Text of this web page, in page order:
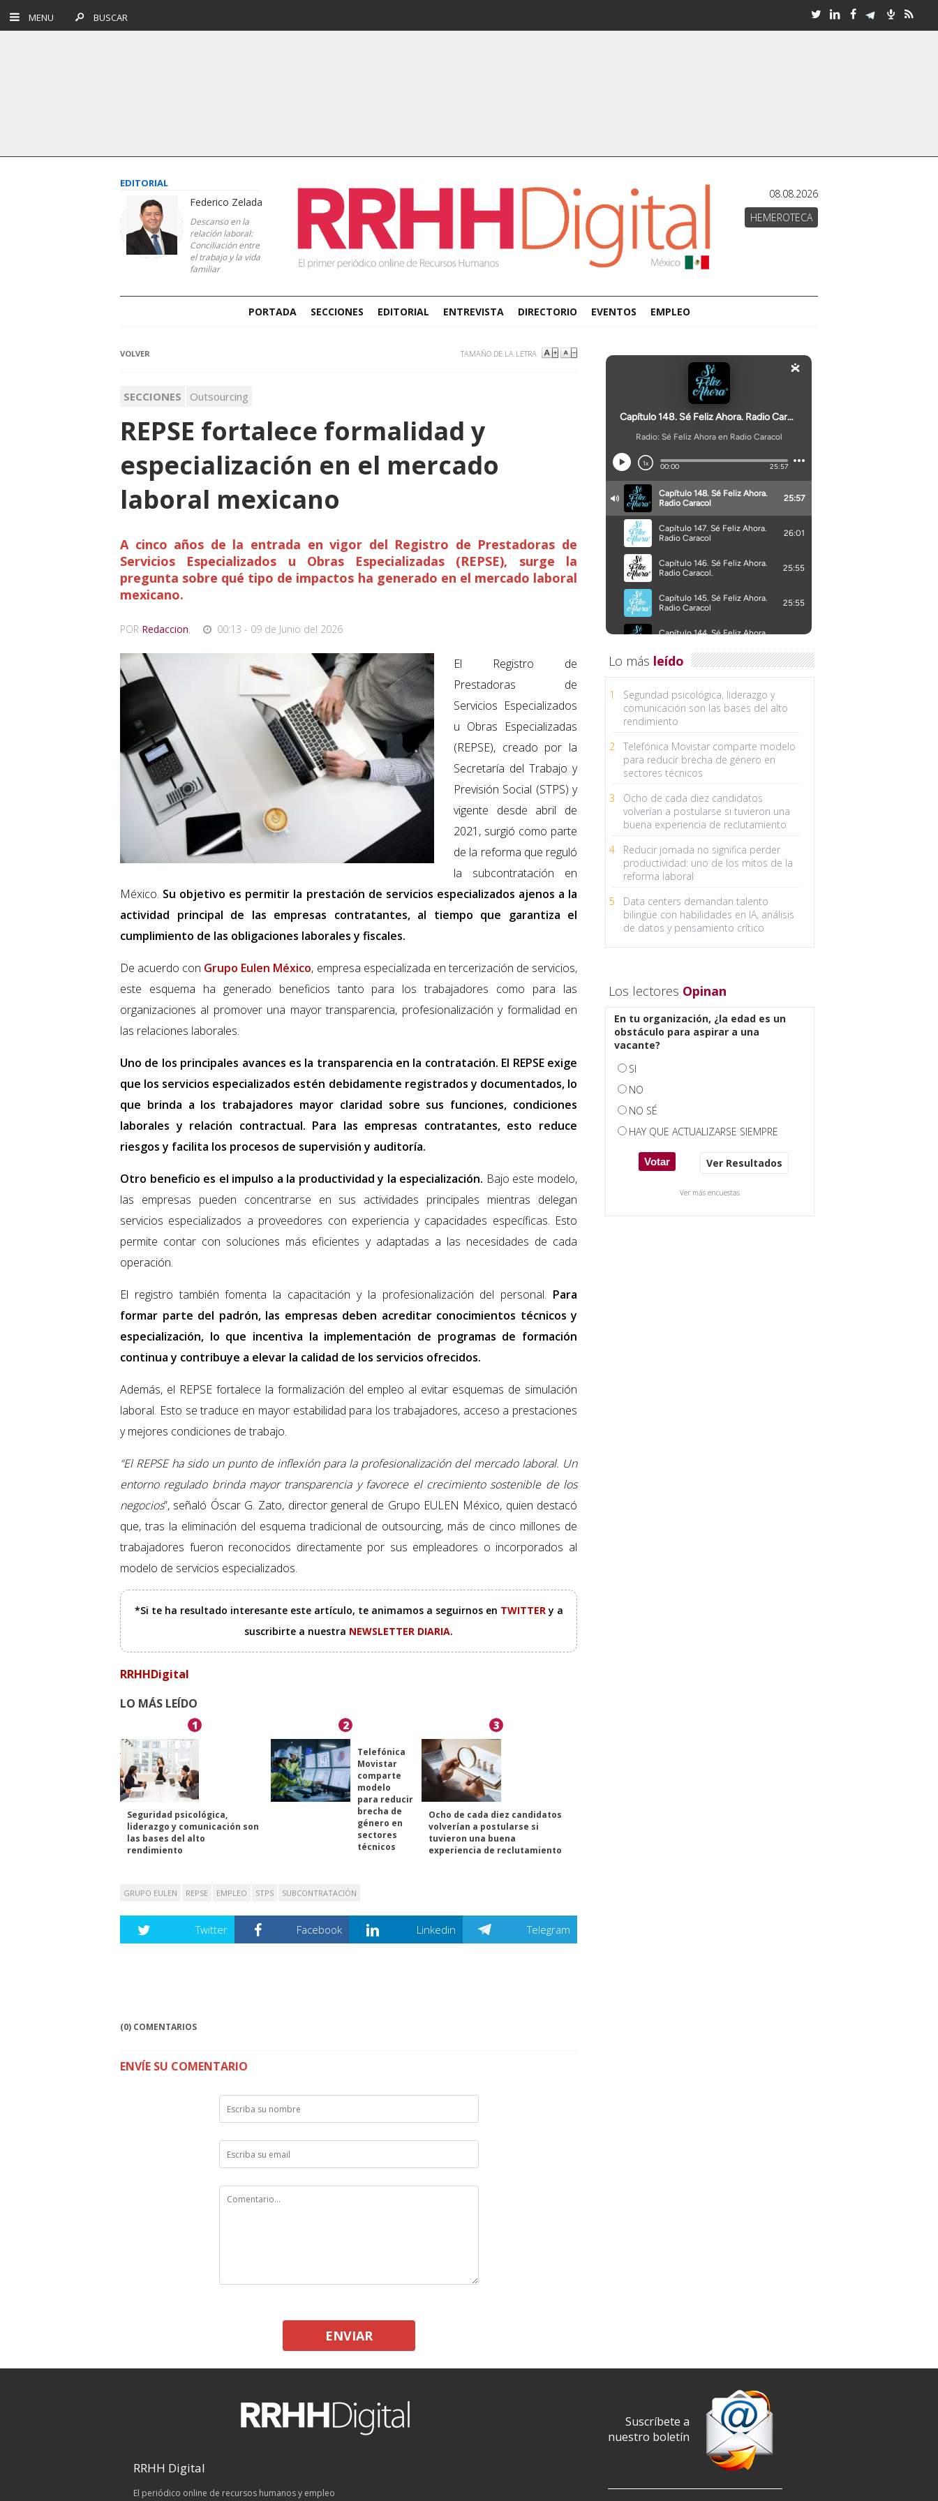
MENU BUSCAR
EDITORIAL
Federico Zelada
Descanso en la
relación laboral:
Conciliación entre
el trabajo y la vida
familiar
08.08.2026
HEMEROTECA
PORTADA SECCIONES EDITORIAL ENTREVISTA DIRECTORIO EVENTOS EMPLEO
VOLVER TAMAÑO DE LA LETRA
SECCIONES Outsourcing
REPSE fortalece formalidad y
especialización en el mercado
laboral mexicano
A cinco años de la entrada en vigor del Registro de Prestadoras de
Servicios Especializados u Obras Especializadas (REPSE), surge la
pregunta sobre qué tipo de impactos ha generado en el mercado laboral
mexicano.
POR Redaccion, 00:13 - 09 de Junio del 2026
El Registro de
Prestadoras de
Servicios Especializados
u Obras Especializadas
(REPSE), creado por la
Secretaría del Trabajo y
Previsión Social (STPS) y
vigente desde abril de
2021, surgió como parte
de la reforma que reguló
la subcontratación en
México. Su objetivo es permitir la prestación de servicios especializados ajenos a la
actividad principal de las empresas contratantes, al tiempo que garantiza el
cumplimiento de las obligaciones laborales y fiscales.
De acuerdo con Grupo Eulen México, empresa especializada en tercerización de servicios,
este esquema ha generado beneficios tanto para los trabajadores como para las
organizaciones al promover una mayor transparencia, profesionalización y formalidad en
las relaciones laborales.
Uno de los principales avances es la transparencia en la contratación. El REPSE exige
que los servicios especializados estén debidamente registrados y documentados, lo
que brinda a los trabajadores mayor claridad sobre sus funciones, condiciones
laborales y relación contractual. Para las empresas contratantes, esto reduce
riesgos y facilita los procesos de supervisión y auditoría.
Otro beneficio es el impulso a la productividad y la especialización. Bajo este modelo,
las empresas pueden concentrarse en sus actividades principales mientras delegan
servicios especializados a proveedores con experiencia y capacidades específicas. Esto
permite contar con soluciones más eficientes y adaptadas a las necesidades de cada
operación.
El registro también fomenta la capacitación y la profesionalización del personal. Para
formar parte del padrón, las empresas deben acreditar conocimientos técnicos y
especialización, lo que incentiva la implementación de programas de formación
continua y contribuye a elevar la calidad de los servicios ofrecidos.
Además, el REPSE fortalece la formalización del empleo al evitar esquemas de simulación
laboral. Esto se traduce en mayor estabilidad para los trabajadores, acceso a prestaciones
y mejores condiciones de trabajo.
“El REPSE ha sido un punto de inflexión para la profesionalización del mercado laboral. Un
entorno regulado brinda mayor transparencia y favorece el crecimiento sostenible de los
negocios”, señaló Óscar G. Zato, director general de Grupo EULEN México, quien destacó
que, tras la eliminación del esquema tradicional de outsourcing, más de cinco millones de
trabajadores fueron reconocidos directamente por sus empleadores o incorporados al
modelo de servicios especializados.
*Si te ha resultado interesante este artículo, te animamos a seguirnos en TWITTERy a
suscribirte a nuestra NEWSLETTER DIARIA.
RRHHDigital
LO MÁS LEÍDO
1
Seguridad psicológica,
liderazgo y comunicación son
las bases del alto
rendimiento
2
Telefónica
Movistar
comparte
modelo
para reducir
brecha de
género en
sectores
técnicos
3
Ocho de cada diez candidatos
volverían a postularse si
tuvieron una buena
experiencia de reclutamiento
GRUPO EULEN REPSE EMPLEO STPS SUBCONTRATACIÓN
Twitter Facebook Linkedin Telegram
(0) COMENTARIOS
ENVÍE SU COMENTARIO
ENVIAR
Lo más leído
1
Seguridad psicológica, liderazgo y
comunicación son las bases del alto
rendimiento
2
Telefónica Movistar comparte modelo
para reducir brecha de género en
sectores técnicos
3
Ocho de cada diez candidatos
volverían a postularse si tuvieron una
buena experiencia de reclutamiento
4
Reducir jornada no significa perder
productividad: uno de los mitos de la
reforma laboral
5
Data centers demandan talento
bilingüe con habilidades en IA, análisis
de datos y pensamiento crítico
Los lectores Opinan
En tu organización, ¿la edad es un
obstáculo para aspirar a una
vacante?
SI
NO
NO SÉ
HAY QUE ACTUALIZARSE SIEMPRE
Ver Resultados
Ver más encuestas
RRHH Digital
El periódico online de recursos humanos y empleo
Suscríbete a
nuestro boletín